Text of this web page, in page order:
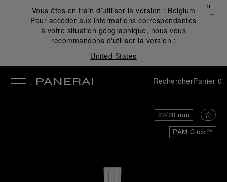
Vous êtes en train d’utiliser la version : Belgium
Pour accéder aux informations correspondantes
à votre situation géographique, nous vous
recommandons d'utiliser la version :
United States
Fermer
✕
RechercherPanier 0
PAM Click™
22/20 mm